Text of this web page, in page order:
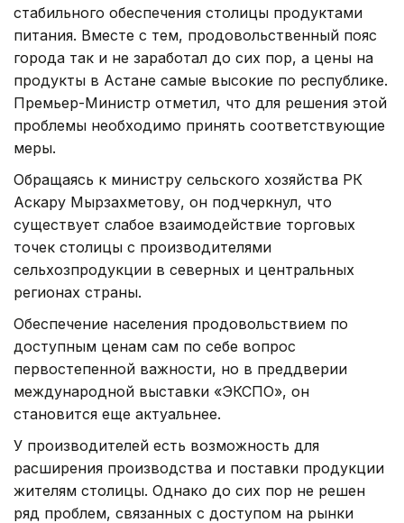
стабильного обеспечения столицы продуктами
питания. Вместе с тем, продовольственный пояс
города так и не заработал до сих пор, а цены на
продукты в Астане самые высокие по республике.
Премьер-Министр отметил, что для решения этой
проблемы необходимо принять соответствующие
меры.
Обращаясь к министру сельского хозяйства РК
Аскару Мырзахметову, он подчеркнул, что
существует слабое взаимодействие торговых
точек столицы с производителями
сельхозпродукции в северных и центральных
регионах страны.
Обеспечение населения продовольствием по
доступным ценам сам по себе вопрос
первостепенной важности, но в преддверии
международной выставки «ЭКСПО», он
становится еще актуальнее.
У производителей есть возможность для
расширения производства и поставки продукции
жителям столицы. Однако до сих пор не решен
ряд проблем, связанных с доступом на рынки